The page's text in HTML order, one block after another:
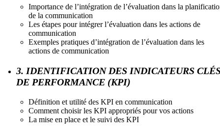
Importance de l’intégration de l’évaluation dans la
de la communication
Les étapes pour intégrer l’évaluation dans les actions de
communication
Exemples pratiques d’intégration de l’évaluation dans les
actions de communication
3. IDENTIFICATION DES INDICATEURS
DE PERFORMANCE (KPI)
Définition et utilité des KPI en communication
Comment choisir les KPI appropriés pour vos actions
La mise en place et le suivi des KPI